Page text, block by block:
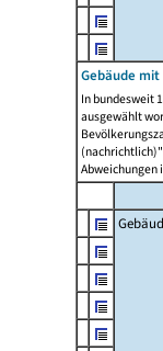
Gebäude
In bundesweit
ausgewählt
Abweichungen